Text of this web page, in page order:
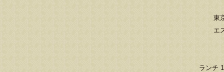
東
エ
ランチ